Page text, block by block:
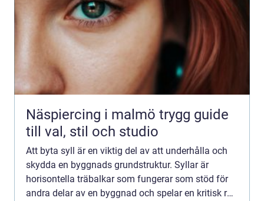
Näspiercing i malmö trygg guide
till val, stil och studio
Att byta syll är en viktig del av att underhålla och
skydda en byggnads grundstruktur. Syllar är
horisontella träbalkar som fungerar som stöd för
andra delar av en byggnad och spelar en kritisk roll